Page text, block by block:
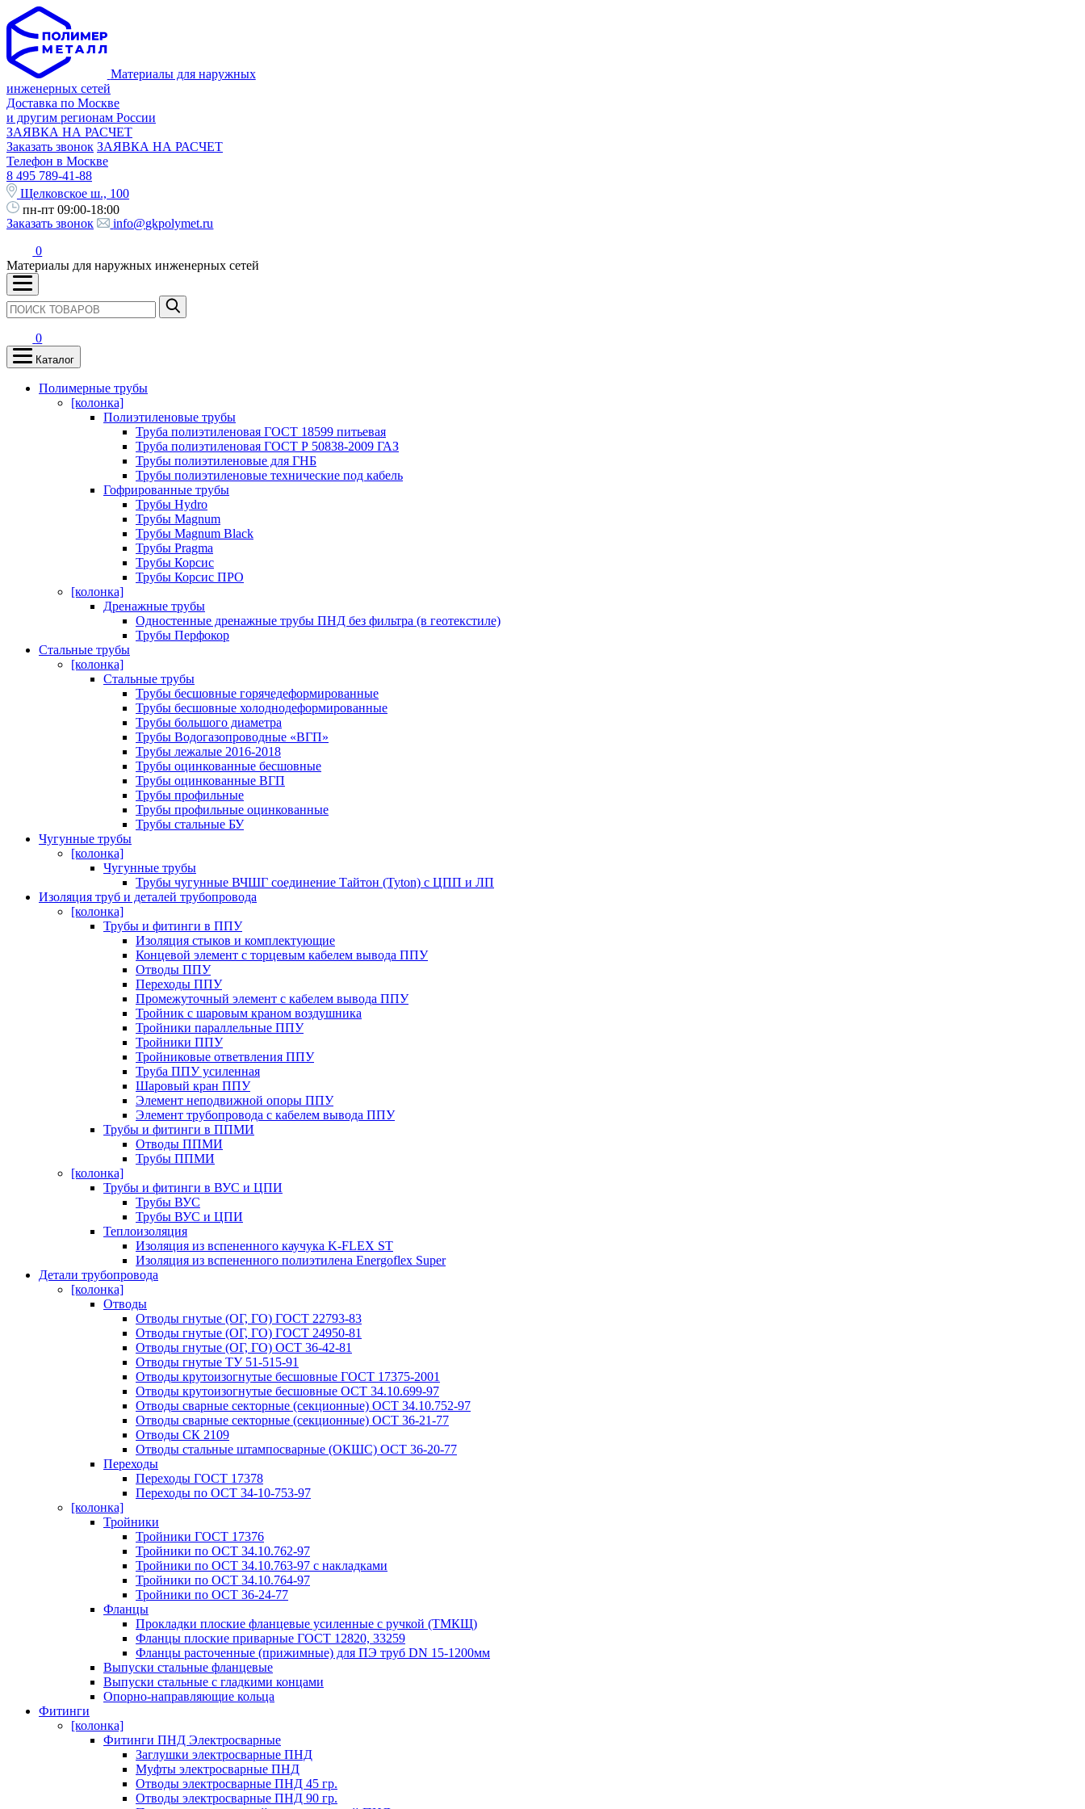
Материалы для наружных
инженерных сетей
Доставка по Москве
и другим регионам России
ЗАЯВКА НА РАСЧЕТ
Заказать звонок ЗАЯВКА НА РАСЧЕТ
Телефон в Москве
8 495 789-41-88
Щелковское ш., 100
пн-пт 09:00-18:00
Заказать звонок
info@gkpolymet.ru
0
Материалы для наружных инженерных сетей
0
Каталог
Полимерные трубы
[колонка]
Полиэтиленовые трубы
Труба полиэтиленовая ГОСТ 18599 питьевая
Труба полиэтиленовая ГОСТ Р 50838-2009 ГАЗ
Трубы полиэтиленовые для ГНБ
Трубы полиэтиленовые технические под кабель
Гофрированные трубы
Трубы Hydro
Трубы Magnum
Трубы Magnum Black
Трубы Pragma
Трубы Корсис
Трубы Корсис ПРО
[колонка]
Дренажные трубы
Одностенные дренажные трубы ПНД без фильтра (в геотекстиле)
Трубы Перфокор
Стальные трубы
[колонка]
Стальные трубы
Трубы бесшовные горячедеформированные
Трубы бесшовные холоднодеформированные
Трубы большого диаметра
Трубы Водогазопроводные «ВГП»
Трубы лежалые 2016-2018
Трубы оцинкованные бесшовные
Трубы оцинкованные ВГП
Трубы профильные
Трубы профильные оцинкованные
Трубы стальные БУ
Чугунные трубы
[колонка]
Чугунные трубы
Трубы чугунные ВЧШГ соединение Тайтон (Tyton) с ЦПП и ЛП
Изоляция труб и деталей трубопровода
[колонка]
Трубы и фитинги в ППУ
Изоляция стыков и комплектующие
Концевой элемент с торцевым кабелем вывода ППУ
Отводы ППУ
Переходы ППУ
Промежуточный элемент с кабелем вывода ППУ
Тройник с шаровым краном воздушника
Тройники параллельные ППУ
Тройники ППУ
Тройниковые ответвления ППУ
Труба ППУ усиленная
Шаровый кран ППУ
Элемент неподвижной опоры ППУ
Элемент трубопровода с кабелем вывода ППУ
Трубы и фитинги в ППМИ
Отводы ППМИ
Трубы ППМИ
[колонка]
Трубы и фитинги в ВУС и ЦПИ
Трубы ВУС
Трубы ВУС и ЦПИ
Теплоизоляция
Изоляция из вспененного каучука K-FLEX ST
Изоляция из вспененного полиэтилена Energoflex Super
Детали трубопровода
[колонка]
Отводы
Отводы гнутые (ОГ, ГО) ГОСТ 22793-83
Отводы гнутые (ОГ, ГО) ГОСТ 24950-81
Отводы гнутые (ОГ, ГО) ОСТ 36-42-81
Отводы гнутые ТУ 51-515-91
Отводы крутоизогнутые бесшовные ГОСТ 17375-2001
Отводы крутоизогнутые бесшовные ОСТ 34.10.699-97
Отводы сварные секторные (секционные) ОСТ 34.10.752-97
Отводы сварные секторные (секционные) ОСТ 36-21-77
Отводы СК 2109
Отводы стальные штампосварные (ОКШС) ОСТ 36-20-77
Переходы
Переходы ГОСТ 17378
Переходы по ОСТ 34-10-753-97
[колонка]
Тройники
Тройники ГОСТ 17376
Тройники по ОСТ 34.10.762-97
Тройники по ОСТ 34.10.763-97 с накладками
Тройники по ОСТ 34.10.764-97
Тройники по ОСТ 36-24-77
Фланцы
Прокладки плоские фланцевые усиленные с ручкой (ТМКЩ)
Фланцы плоские приварные ГОСТ 12820, 33259
Фланцы расточенные (прижимные) для ПЭ труб DN 15-1200мм
Выпуски стальные фланцевые
Выпуски стальные с гладкими концами
Опорно-направляющие кольца
Фитинги
[колонка]
Фитинги ПНД Электросварные
Заглушки электросварные ПНД
Муфты электросварные ПНД
Отводы электросварные ПНД 45 гр.
Отводы электросварные ПНД 90 гр.